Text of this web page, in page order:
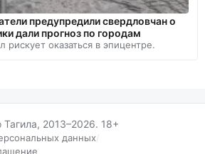
предупредили свердловчан о
дали прогноз по городам
рискует оказаться в эпицентре.
2013–2026. 18+
данных/